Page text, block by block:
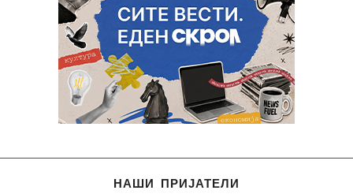
НАШИ ПРИЈАТЕЛИ